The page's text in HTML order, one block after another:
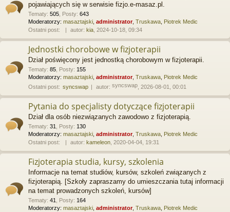
pojawiających się w serwisie fizjo.e-masaz.pl.
Tematy: 505 Posty: 643
Moderatorzy: masaztajski administrator, Truskawa Piotrek Medic
Ostatni post:
autor: kia , 2024-10-18, 09:34
Jednostki chorobowe w fizjoterapii
Dział poświęcony jest jednostką chorobowym w fizjoterapii.
Tematy: 85 Posty: 155
Moderatorzy: masaztajski administrator, Truskawa Piotrek Medic
Ostatni post: syncswap autor: syncswap , 2026-08-01, 00:01
Pytania do specjalisty dotyczące fizjoterapii
Dział dla osób niezwiązanych zawodowo z fizjoterapią.
Tematy: 31 Posty: 130
Moderatorzy: masaztajski administrator, Truskawa Piotrek Medic
Ostatni post:
autor: kameleon , 2020-04-04, 19:31
Fizjoterapia studia, kursy, szkolenia
Informacje na temat studiów, kursów, szkoleń związanych z
fizjoterapią. [Szkoły zapraszamy do umieszczania tutaj informacji
na temat prowadzonych szkoleń, kursów]
Tematy: 41 Posty: 164
Moderatorzy: masaztajski administrator, Truskawa Piotrek Medic